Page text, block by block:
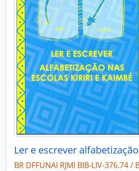
BR DFFUNAI RJMI BIB-LIV-376.74 /